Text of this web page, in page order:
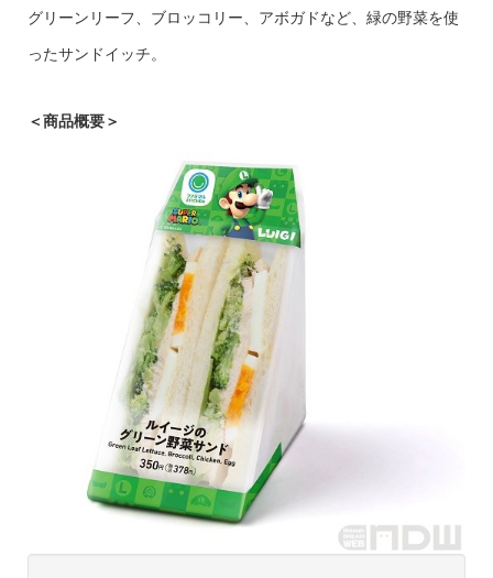
グリーンリーフ、ブロッコリー、アボガドなど、緑の野菜を使
ったサンドイッチ。
＜商品概要＞